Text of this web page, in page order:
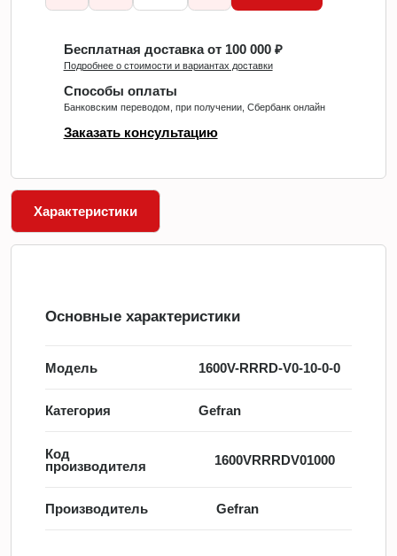
Бесплатная доставка от 100 000 ₽
Подробнее о стоимости и вариантах доставки
Способы оплаты
Банковским переводом, при получении, Сбербанк онлайн
Заказать консультацию
Характеристики
Основные характеристики
Модель 1600V-RRRD-V0-10-0-0
Категория Gefran
Код
производителя
1600VRRRDV01000
Производитель Gefran